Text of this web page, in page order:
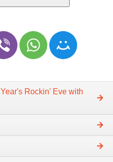
Rockin' Eve with